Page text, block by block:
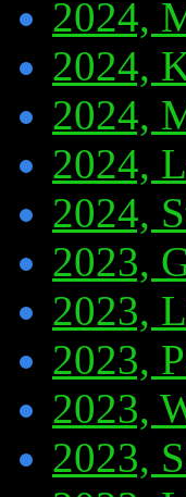
2024,
2024,
2024,
2024,
2024,
2023,
2023,
2023,
2023,
2023,